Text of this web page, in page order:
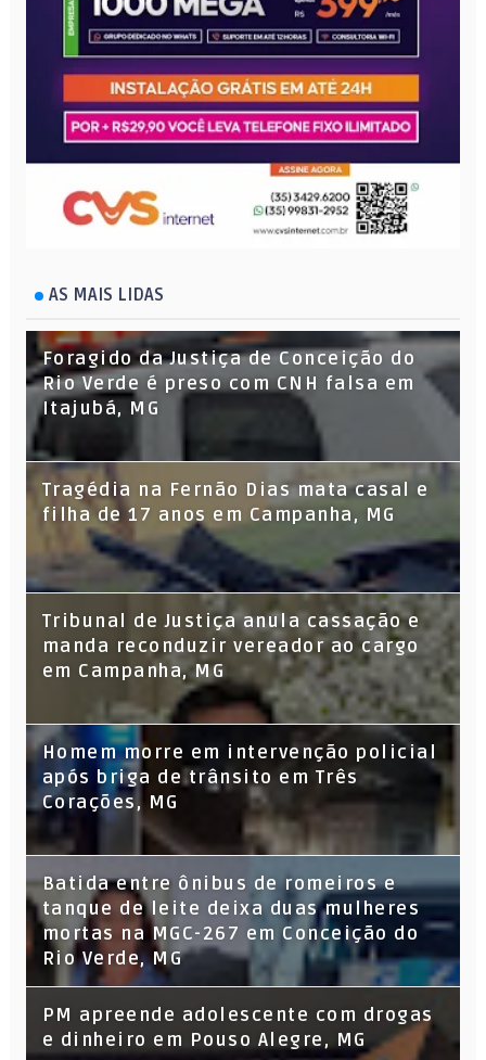
AS MAIS LIDAS
Foragido da Justiça de Conceição do
Rio Verde é preso com CNH falsa em
Itajubá, MG
Tragédia na Fernão Dias mata casal e
filha de 17 anos em Campanha, MG
Tribunal de Justiça anula cassação e
manda reconduzir vereador ao cargo
em Campanha, MG
Homem morre em intervenção policial
após briga de trânsito em Três
Corações, MG
Batida entre ônibus de romeiros e
tanque de leite deixa duas mulheres
mortas na MGC-267 em Conceição do
Rio Verde, MG
PM apreende adolescente com drogas
e dinheiro em Pouso Alegre, MG